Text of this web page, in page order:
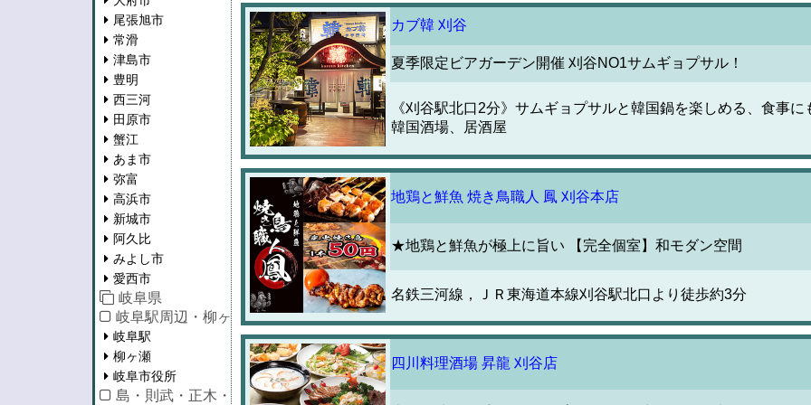
カブ韓 刈谷
夏季限定ビアガーデン開催 刈谷NO1サムギョプサル！
《刈谷駅北口2分》サムギョプサルと韓国鍋を楽しめる、食事
韓国酒場、居酒屋
地鶏と鮮魚 焼き鳥職人 鳳 刈谷本店
★地鶏と鮮魚が極上に旨い 【完全個室】和モダン空間
名鉄三河線，ＪＲ東海道本線刈谷駅北口より徒歩約3分
四川料理酒場 昇龍 刈谷店
尾張旭市
常滑
津島市
豊明
西三河
田原市
蟹江
あま市
弥富
高浜市
新城市
阿久比
みよし市
愛西市
岐阜県
岐阜駅周辺・柳ヶ瀬・市役所
岐阜駅
柳ヶ瀬
岐阜市役所
島・則武・正木・長良